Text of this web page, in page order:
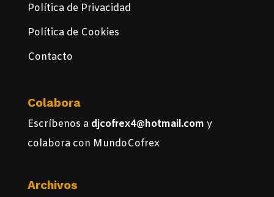
Política de Privacidad
Política de Cookies
Contacto
Colabora
Escríbenos a djcofrex4@hotmail.com y
colabora con MundoCofrex
Archivos